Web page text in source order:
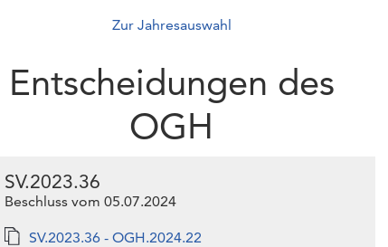
Zur Jahresauswahl
Entscheidungen des
OGH
SV.2023.36
Beschluss vom 05.07.2024
SV.2023.36 - OGH.2024.22